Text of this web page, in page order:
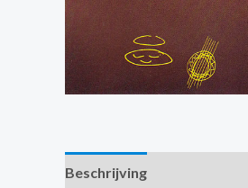
Beschrijving